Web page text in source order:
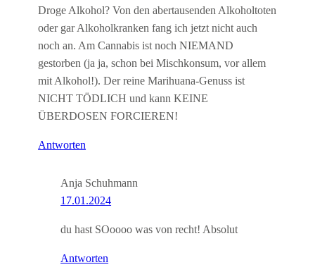
Droge Alkohol? Von den abertausenden Alkoholtoten
oder gar Alkoholkranken fang ich jetzt nicht auch
noch an. Am Cannabis ist noch NIEMAND
gestorben (ja ja, schon bei Mischkonsum, vor allem
mit Alkohol!). Der reine Marihuana-Genuss ist
NICHT TÖDLICH und kann KEINE
ÜBERDOSEN FORCIEREN!
Antworten
Anja Schuhmann
17.01.2024
du hast SOoooo was von recht! Absolut
Antworten